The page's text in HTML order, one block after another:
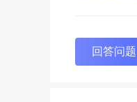
回答问题